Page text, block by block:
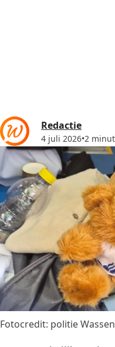
Redactie
4 juli 2026•2
Fotocredit: politie